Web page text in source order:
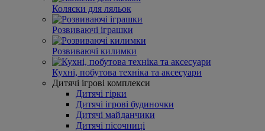
Коляски для ляльок
Розвиваючі іграшки
Розвиваючі килимки
Кухні, побутова техніка та аксесуари
Дитячі ігрові комплекси
Дитячі гірки
Дитячі ігрові будиночки
Дитячі майданчики
Дитячі пісочниці